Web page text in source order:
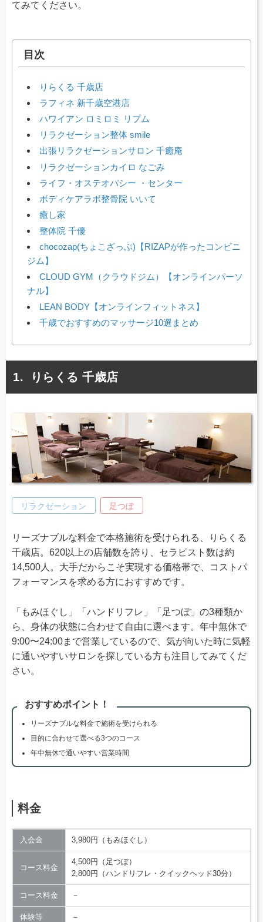
てみてください。
目次
りらくる 千歳店
ラフィネ 新千歳空港店
ハワイアン ロミロミ リプム
リラクゼーション整体 smile
出張リラクゼーションサロン 千癒庵
リラクゼーションカイロ なごみ
ライフ・オステオパシー ・センター
ボディケアラボ整骨院 いいて
癒し家
整体院 千優
chocozap(ちょこざっぷ)【RIZAPが作ったコンビニ
ジム】
CLOUD GYM（クラウドジム）【オンラインパーソ
ナル】
LEAN BODY【オンラインフィットネス】
千歳でおすすめのマッサージ10選まとめ
りらくる 千歳店
リラクゼーション 足つぼ
リーズナブルな料金で本格施術を受けられる、りらくる
千歳店。620以上の店舗数を誇り、セラピスト数は約
14,500人。大手だからこそ実現する価格帯で、コストパ
フォーマンスを求める方におすすめです。
「もみほぐし」「ハンドリフレ」「足つぼ」の3種類か
ら、身体の状態に合わせて自由に選べます。年中無休で
9:00〜24:00まで営業しているので、気が向いた時に気軽
に通いやすいサロンを探している方も注目してみてくだ
さい。
おすすめポイント！
リーズナブルな料金で施術を受けられる
目的に合わせて選べる3つのコース
年中無休で通いやすい営業時間
料金
入会金 3,980円（もみほぐし）
コース料金
4,500円（足つぼ）
2,800円（ハンドリフレ・クイックヘッド30分）
コース料金 －
体験等 －